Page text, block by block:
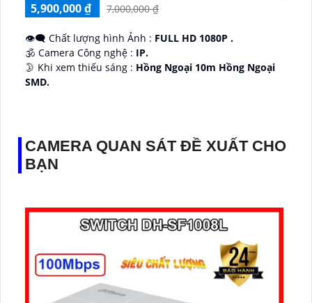
5,900,000 ₫
7,000,000 ₫
👁️‍🗨 Chất lượng hình Ảnh : FULL HD 1080P .
🕉️ Camera Công nghệ : IP.
🌛 Khi xem thiếu sáng : Hồng Ngoại 10m Hồng Ngoại
SMD.
CAMERA QUAN SÁT ĐỀ XUẤT CHO
BẠN